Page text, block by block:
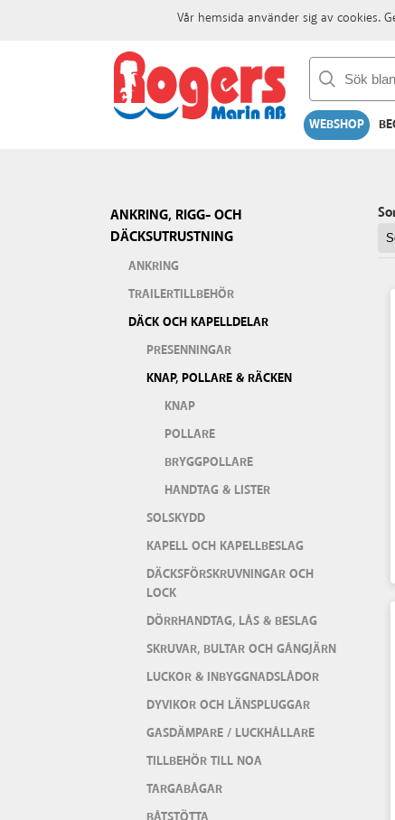
WEBSHOP
ANKRING, RIGG- OCH
DÄCKSUTRUSTNING
ANKRING
TRAILERTILLBEHÖR
DÄCK OCH KAPELLDELAR
PRESENNINGAR
KNAP, POLLARE & RÄCKEN
KNAP
POLLARE
BRYGGPOLLARE
HANDTAG & LISTER
SOLSKYDD
KAPELL OCH KAPELLBESLAG
DÄCKSFÖRSKRUVNINGAR OCH
LOCK
DÖRRHANDTAG, LÅS & BESLAG
SKRUVAR, BULTAR OCH GÅNGJÄRN
LUCKOR & INBYGGNADSLÅDOR
DYVIKOR OCH LÄNSPLUGGAR
GASDÄMPARE / LUCKHÅLLARE
TILLBEHÖR TILL NOA
TARGABÅGAR
Vår hemsida använder sig av cookies.